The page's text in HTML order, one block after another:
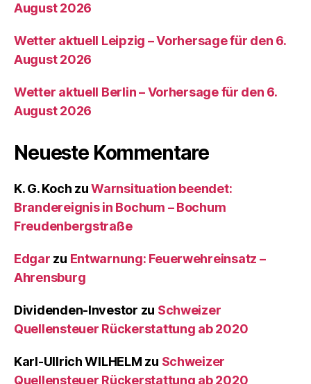
August 2026
Wetter aktuell Leipzig – Vorhersage für den 6.
August 2026
Wetter aktuell Berlin – Vorhersage für den 6.
August 2026
Neueste Kommentare
K. G. Koch zuWarnsituation beendet:
Brandereignis in Bochum – Bochum
Freudenbergstraße
Edgar zu Entwarnung: Feuerwehreinsatz –
Ahrensburg
Dividenden-Investor zu Schweizer
Quellensteuer Rückerstattung ab 2020
Karl-Ullrich WILHELM zu Schweizer
Quellensteuer Rückerstattung ab 2020